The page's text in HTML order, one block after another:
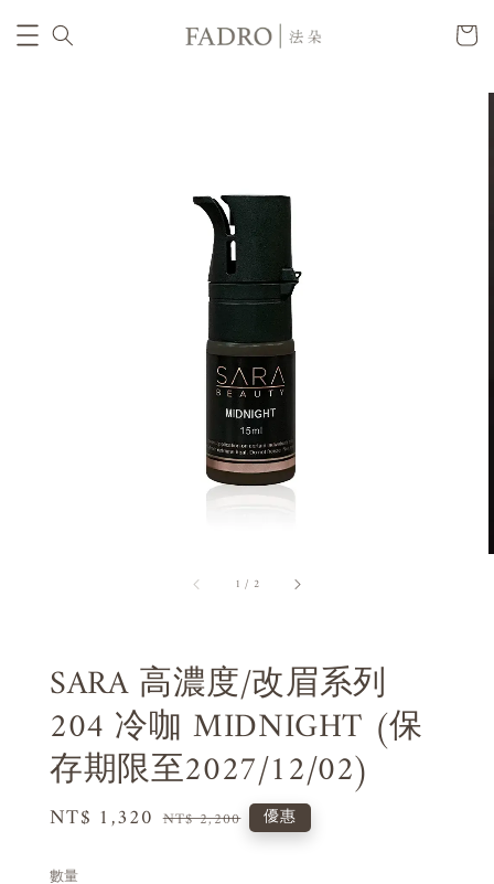
1 / 2
SARA 高濃度/改眉系列
204 冷咖 MIDNIGHT (保
存期限至2027/12/02)
Sale
NT$ 1,320 Regular
NT$ 2,200 優惠
數量